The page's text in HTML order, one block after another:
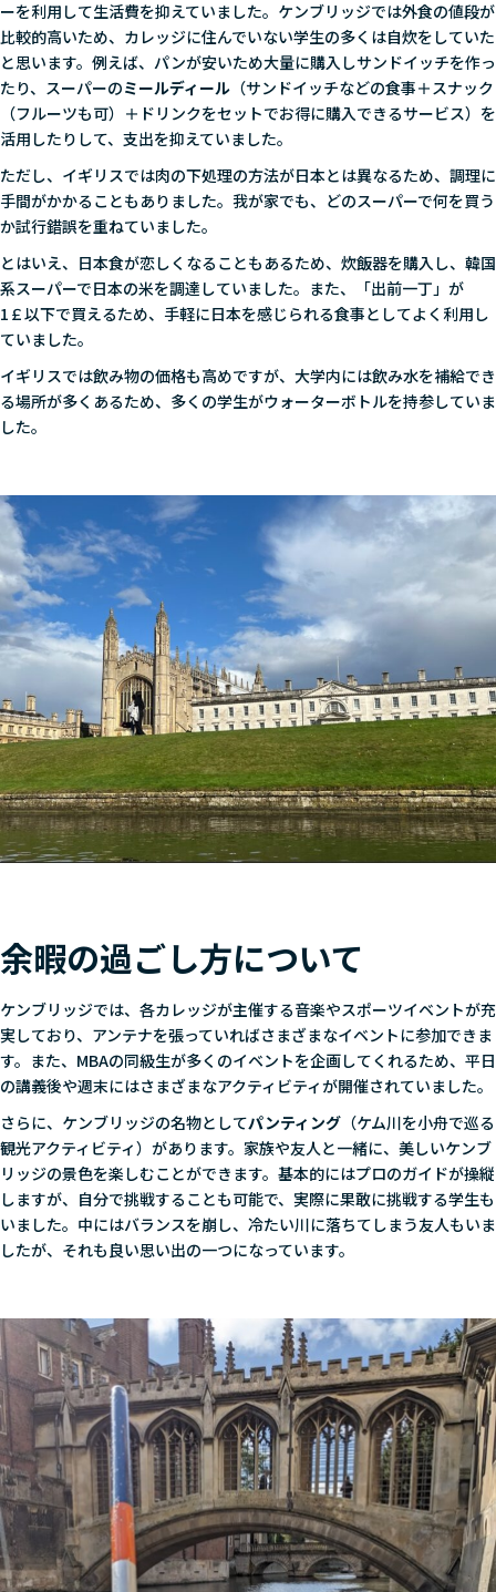
ーを利用して生活費を抑えていました。ケンブリッジでは外食の値段が
比較的高いため、カレッジに住んでいない学生の多くは自炊をしていた
と思います。例えば、パンが安いため大量に購入しサンドイッチを作っ
たり、スーパーのミールディール （サンドイッチなどの食事＋スナック
（フルーツも可）＋ドリンクをセットでお得に購入できるサービス）を
活用したりして、支出を抑えていました。
ただし、イギリスでは肉の下処理の方法が日本とは異なるため、調理に
手間がかかることもありました。我が家でも、どのスーパーで何を買う
か試行錯誤を重ねていました。
とはいえ、日本食が恋しくなることもあるため、炊飯器を購入し、韓国
系スーパーで日本の米を調達していました。また、「出前一丁」が
1￡以下で買えるため、手軽に日本を感じられる食事としてよく利用し
ていました。
イギリスでは飲み物の価格も高めですが、大学内には飲み水を補給でき
る場所が多くあるため、多くの学生がウォーターボトルを持参していま
した。
余暇の過ごし方について
ケンブリッジでは、各カレッジが主催する音楽やスポーツイベントが充
実しており、アンテナを張っていればさまざまなイベントに参加できま
す。また、MBAの同級生が多くのイベントを企画してくれるため、平日
の講義後や週末にはさまざまなアクティビティが開催されていました。
さらに、ケンブリッジの名物としてパンティング （ケム川を小舟で巡る
観光アクティビティ）があります。家族や友人と一緒に、美しいケンブ
リッジの景色を楽しむことができます。基本的にはプロのガイドが操縦
しますが、自分で挑戦することも可能で、実際に果敢に挑戦する学生も
いました。中にはバランスを崩し、冷たい川に落ちてしまう友人もいま
したが、それも良い思い出の一つになっています。